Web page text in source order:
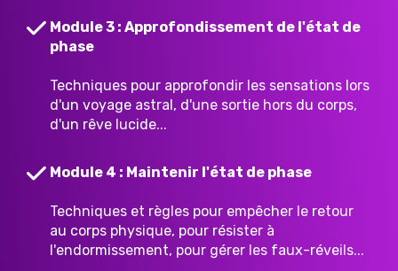
Module 3 : Approfondissement de l'état de
phase
Techniques pour approfondir les sensations lors
d'un voyage astral, d'une sortie hors du corps,
d'un rêve lucide...
Module 4 : Maintenir l'état de phase
Techniques et règles pour empêcher le retour
au corps physique, pour résister à
l'endormissement, pour gérer les faux-réveils...